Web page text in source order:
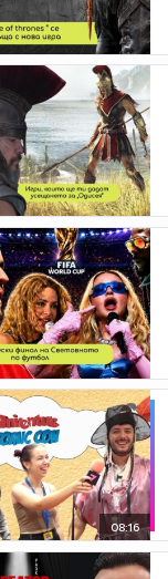
08:16